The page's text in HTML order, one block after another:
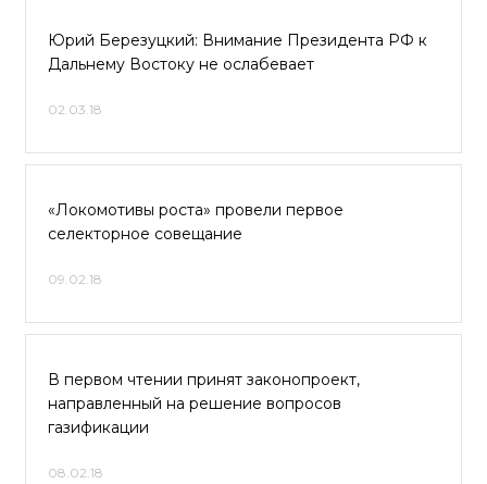
Юрий Березуцкий: Внимание Президента РФ к
Дальнему Востоку не ослабевает
02.03.18
«Локомотивы роста» провели первое
селекторное совещание
09.02.18
В первом чтении принят законопроект,
направленный на решение вопросов
газификации
08.02.18